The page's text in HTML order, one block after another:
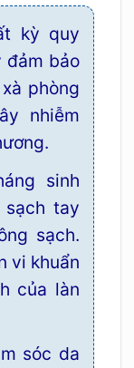
kỳ quy
đảm bảo
phòng
nhiễm
sinh
tay
sạch.
vi khuẩn
của làn
sóc da